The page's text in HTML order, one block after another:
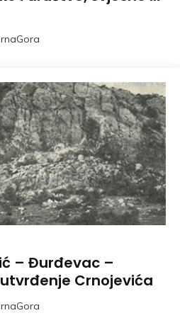
– Đurđevac –
Crnojevića